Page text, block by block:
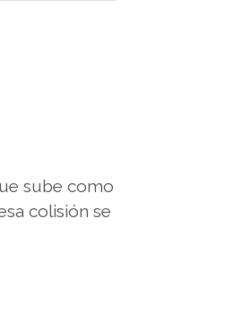
sube como
colisión se